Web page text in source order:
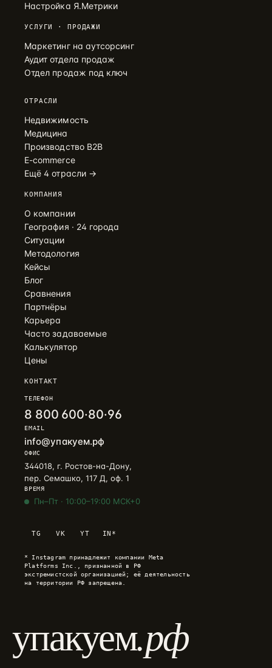
Настройка Я.Метрики
УСЛУГИ · ПРОДАЖИ
Маркетинг на аутсорсинг
Аудит отдела продаж
Отдел продаж под ключ
ОТРАСЛИ
Недвижимость
Медицина
Производство B2B
E-commerce
Ещё 4 отрасли →
КОМПАНИЯ
О компании
География · 24 города
Ситуации
Методология
Кейсы
Блог
Сравнения
Партнёры
Карьера
Часто задаваемые
Калькулятор
Цены
КОНТАКТ
ТЕЛЕФОН
8 800 600·80·96
EMAIL
info@упакуем.рф
ОФИС
344018, г. Ростов-на-Дону,
пер. Семашко, 117 Д, оф. 1
ВРЕМЯ
Пн–Пт · 10:00–19:00 МСК+0
TG VK YT IN*
* Instagram принадлежит компании Meta
Platforms Inc., признанной в РФ
экстремистской организацией; её деятельность
на территории РФ запрещена.
упакуем.рф
+7 905 456-75-58 · ОТВЕТИМ В ТЕЧЕНИЕ ЧАСА
WhatsApp
+7 905 456-75-58 · С 9 ДО 21 МСК
8 800 600·80·96
ЗВОНОК · ПН–ПТ 10:00–19:00